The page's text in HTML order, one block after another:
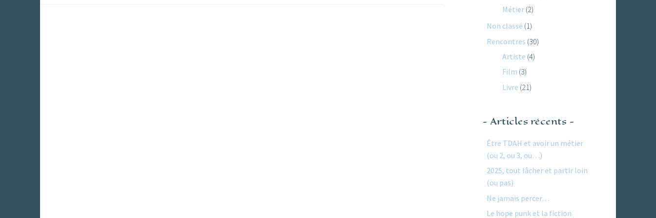
Métier (2)
Non classé (1)
Rencontres (30)
Artiste (4)
Film (3)
Livre (21)
Articles récents
Être TDAH et avoir un métier
(ou 2, ou 3, ou…)
2025, tout lâcher et partir loin
(ou pas)
Ne jamais percer…
Le hope punk et la fiction